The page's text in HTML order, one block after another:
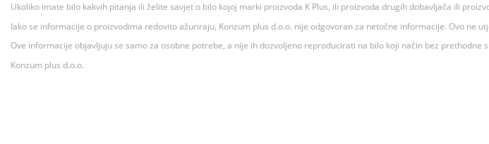
Ukoliko imate bilo kakvih pitanja ili želite savjet o bilo kojoj marki proizvoda K Plus, ili proizvoda drugih dobavljača ili
Iako se informacije o proizvodima redovito ažuriraju, Konzum plus d.o.o. nije odgovoran za netočne informacije. Ovo ne
Ove informacije objavljuju se samo za osobne potrebe, a nije ih dozvoljeno reproducirati na bilo koji način bez prethodne
Konzum plus d.o.o.